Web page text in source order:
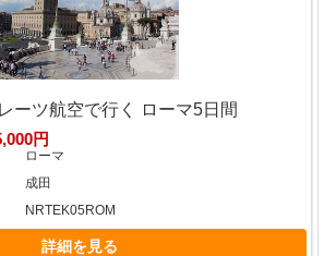
ーツ航空で行く ローマ5日間
円
ローマ
成田
NRTEK05ROM
詳細を見る